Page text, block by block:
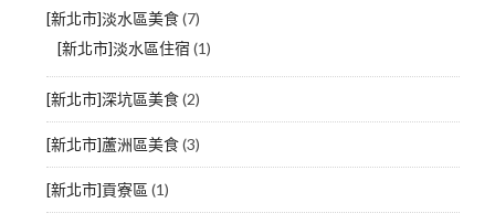
[新北市]淡水區美食(7)
[新北市]淡水區住宿 (1)
[新北市]深坑區美食(2)
[新北市]蘆洲區美食(3)
[新北市]貢寮區 (1)